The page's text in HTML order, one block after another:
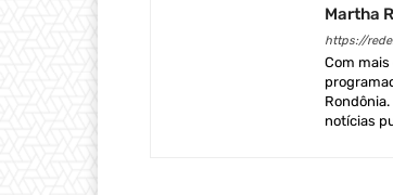
Martha
https://
Com
notícias